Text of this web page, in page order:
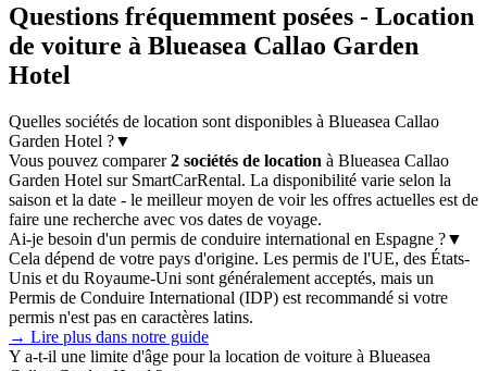
Questions fréquemment posées - Location
de voiture à Blueasea Callao Garden
Hotel
Quelles sociétés de location sont disponibles à Blueasea Callao
Garden Hotel ?▼
Vous pouvez comparer2 sociétés de location à Blueasea Callao
Garden Hotel sur SmartCarRental. La disponibilité varie selon la
saison et la date - le meilleur moyen de voir les offres actuelles est de
faire une recherche avec vos dates de voyage.
Ai-je besoin d'un permis de conduire international en Espagne ?▼
Cela dépend de votre pays d'origine. Les permis de l'UE, des États-
Unis et du Royaume-Uni sont généralement acceptés, mais un
Permis de Conduire International (IDP) est recommandé si votre
permis n'est pas en caractères latins.
→ Lire plus dans notre guide
Y a-t-il une limite d'âge pour la location de voiture à Blueasea